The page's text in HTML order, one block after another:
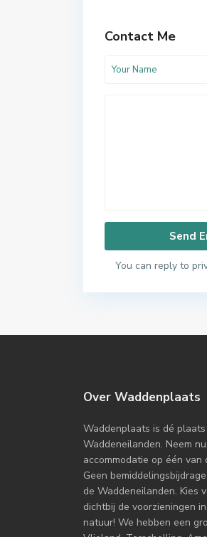
Contact Me
You can reply to
Over Waddenplaats
Waddenplaats is dé
Waddeneilanden. Neem
accommodatie op één
Geen
de Waddeneilanden. Kies
dichtbij de voorzieningen
natuur! We hebben een